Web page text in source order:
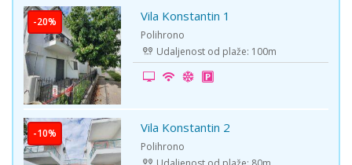
-20% Vila Konstantin 1
Polihrono
Udaljenost od plaže: 100m
-10% Vila Konstantin 2
Polihrono